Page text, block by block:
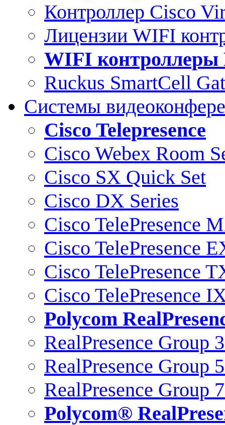
Контроллер Cisco
Лицензии WIFI
WIFI контроллеры
Ruckus SmartCell
Системы
Cisco Telepresence
Cisco Webex Room
Cisco SX Quick Set
Cisco DX Series
Cisco TelePresence
Cisco TelePresence
Cisco TelePresence
Cisco TelePresence
Polycom
RealPresence Group
RealPresence Group
RealPresence Group
Polycom®